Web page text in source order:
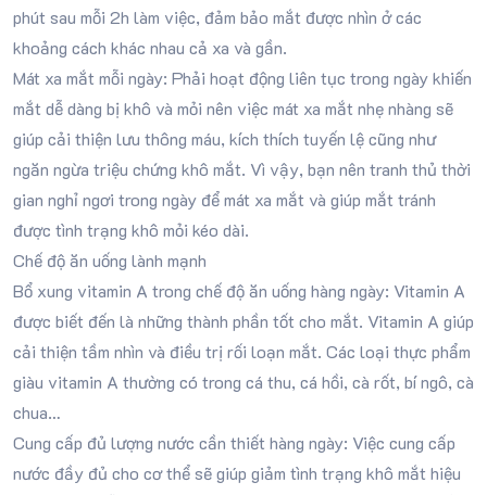
phút sau mỗi 2h làm việc, đảm bảo mắt được nhìn ở các
khoảng cách khác nhau cả xa và gần.
Mát xa mắt mỗi ngày: Phải hoạt động liên tục trong ngày khiến
mắt dễ dàng bị khô và mỏi nên việc mát xa mắt nhẹ nhàng sẽ
giúp cải thiện lưu thông máu, kích thích tuyến lệ cũng như
ngăn ngừa triệu chứng khô mắt. Vì vậy, bạn nên tranh thủ thời
gian nghỉ ngơi trong ngày để mát xa mắt và giúp mắt tránh
được tình trạng khô mỏi kéo dài.
Chế độ ăn uống lành mạnh
Bổ xung vitamin A trong chế độ ăn uống hàng ngày: Vitamin A
được biết đến là những thành phần tốt cho mắt. Vitamin A giúp
cải thiện tầm nhìn và điều trị rối loạn mắt. Các loại thực phẩm
giàu vitamin A thường có trong cá thu, cá hồi, cà rốt, bí ngô, cà
chua…
Cung cấp đủ lượng nước cần thiết hàng ngày: Việc cung cấp
nước đầy đủ cho cơ thể sẽ giúp giảm tình trạng khô mắt hiệu